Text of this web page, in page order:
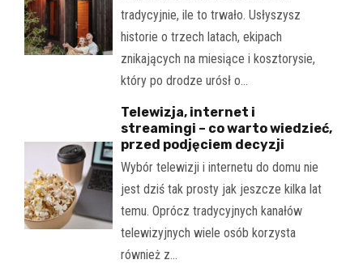
tradycyjnie, ile to trwało. Usłyszysz
historie o trzech latach, ekipach
znikających na miesiące i kosztorysie,
który po drodze urósł o…
Telewizja, internet i
streamingi – co warto wiedzieć,
przed podjęciem decyzji
Wybór telewizji i internetu do domu nie
jest dziś tak prosty jak jeszcze kilka lat
temu. Oprócz tradycyjnych kanałów
telewizyjnych wiele osób korzysta
również z…